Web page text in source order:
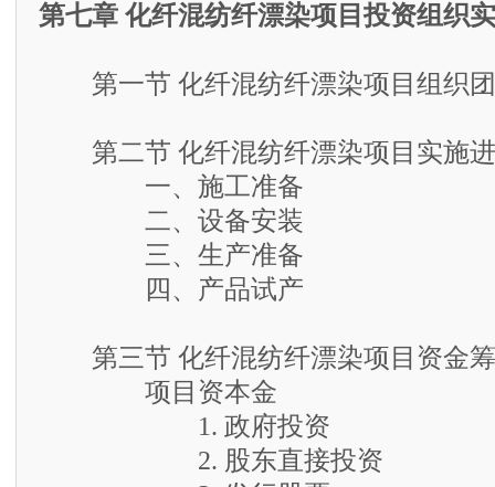
第七章 化纤混纺纤漂染项目投资组织
第一节 化纤混纺纤漂染项目组织
第二节 化纤混纺纤漂染项目实施
一、施工准备
二、设备安装
三、生产准备
四、产品试产
第三节 化纤混纺纤漂染项目资金
项目资本金
1. 政府投资
2. 股东直接投资